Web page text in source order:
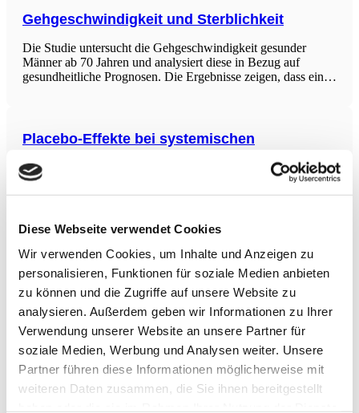
Diese Webseite verwendet Cookies
Wir verwenden Cookies, um Inhalte und Anzeigen zu
personalisieren, Funktionen für soziale Medien anbieten
zu können und die Zugriffe auf unsere Website zu
analysieren. Außerdem geben wir Informationen zu Ihrer
Verwendung unserer Website an unsere Partner für
soziale Medien, Werbung und Analysen weiter. Unsere
Partner führen diese Informationen möglicherweise mit
weiteren Daten zusammen, die Sie ihnen bereitgestellt
Gehgeschwindigkeit und Sterblichkeit
Die Studie untersucht die Gehgeschwindigkeit gesunder
Männer ab 70 Jahren und analysiert diese in Bezug auf
gesundheitliche Prognosen. Die Ergebnisse zeigen, dass eine
Placebo-Effekte bei systemischen
Die randomisierte kontrollierte Studie untersuchte die
Auswirkungen von Placebo-Effekten bei systemischen
gesunde Probanden erhielten entweder Ibuprofen oder ein
Kommunikation über die Behandlung. Die Ergebnisse
zeigten, dass
Ganzkörpervibration und intensives
Widerstandstraining
Diese Studie erforscht die Auswirkungen der Kombination
von progressivem Ganzkörper-Vibrationstraining (RVE) mit
intensivem Widerstandstraining (RE) über einen Zeitraum von
6 Wochen. Es wurde festgestellt, dass RVE zu einer höheren
Aktivität der motorischen Einheiten (EMG/ttw) während
Kniebeugen führte, verglichen mit RE